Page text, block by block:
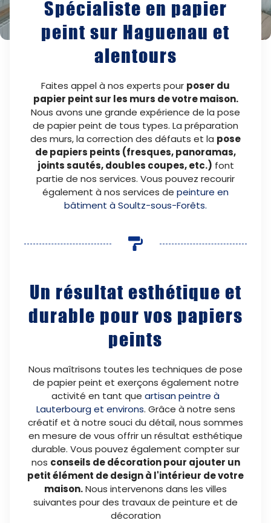
Spécialiste en papier
peint sur Haguenau et
alentours
Faites appel à nos experts pour poser du
papier peint sur les murs de votre maison.
Nous avons une grande expérience de la pose
de papier peint de tous types. La préparation
des murs, la correction des défauts et la pose
de papiers peints (fresques, panoramas,
joints sautés, doubles coupes, etc.) font
partie de nos services. Vous pouvez recourir
également à nos services de peinture en
bâtiment à Soultz-sous-Forêts.
Un résultat esthétique et
durable pour vos papiers
peints
Nous maîtrisons toutes les techniques de pose
de papier peint et exerçons également notre
activité en tant que artisan peintre à
Lauterbourg et environs. Grâce à notre sens
créatif et à notre souci du détail, nous sommes
en mesure de vous offrir un résultat esthétique
durable. Vous pouvez également compter sur
nos conseils de décoration pour ajouter un
petit élément de design à l'intérieur de votre
maison.Nous intervenons dans les villes
suivantes pour des travaux de peinture et de
décoration